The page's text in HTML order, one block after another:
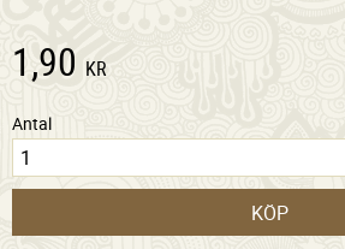
1,90 KR
Antal
KÖP